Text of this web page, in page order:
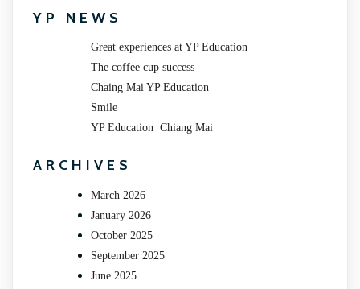
YP NEWS
Great experiences at YP Education
The coffee cup success
Chaing Mai YP Education
Smile
YP Education Chiang Mai
ARCHIVES
March 2026
January 2026
October 2025
September 2025
June 2025